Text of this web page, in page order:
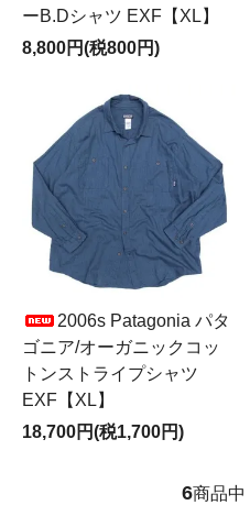
ーB.Dシャツ EXF【XL】
8,800円(税800円)
2006s Patagonia パタ
ゴニア/オーガニックコッ
トンストライプシャツ
EXF【XL】
18,700円(税1,700円)
6商品中